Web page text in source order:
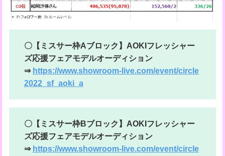
〇【ミスサー枠Aブロック】AOKIフレッシャー
ズ応援フェアモデルオーディション
⇒ https://www.showroom-live.com/event/circle
2022_sf_aoki_a
〇【ミスサー枠Bブロック】AOKIフレッシャー
ズ応援フェアモデルオーディション
⇒ https://www.showroom-live.com/event/circle